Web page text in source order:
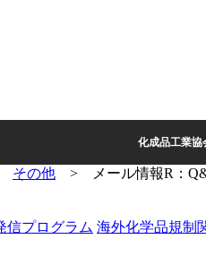
化成品工業協
その他 >
メール情報R：
信プログラム 海外化学品規制